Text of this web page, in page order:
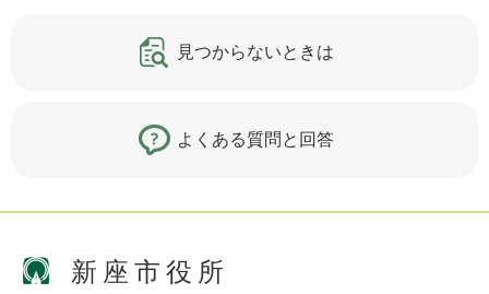
見つからないときは
よくある質問と回答
新座市役所